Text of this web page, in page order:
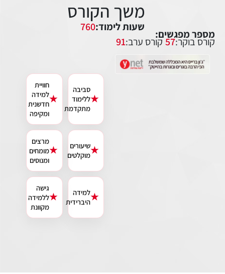
משך הקורס
שעות לימוד:760
מספר מפגשים:
קורס בוקר:57קורס ערב:91
★
סביבה
ללימוד
מתקדמת
★
חוויית
למידה
חדשנית
ומקיפה
★שיעורים
מוקלטים
★
מרצים
מומחים
ומנוסים
★למידה
היברידית
★
גישה
ללמידה
מקוונת